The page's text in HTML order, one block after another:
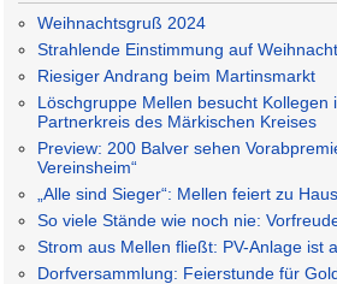
Weihnachtsgruß 2024
Strahlende Einstimmung auf
Riesiger Andrang beim Martinsmarkt
Löschgruppe Mellen besucht Kollegen
Partnerkreis des Märkischen Kreises
Preview: 200 Balver sehen
Vereinsheim“
„Alle sind Sieger“: Mellen feiert zu
So viele Stände wie noch nie:
Strom aus Mellen fließt: PV-Anlage ist
Dorfversammlung: Feierstunde für